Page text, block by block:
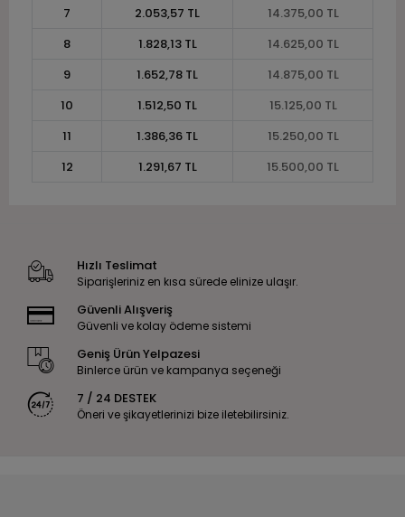
7
2.053,57 TL
14.375,00 TL
8
1.828,13 TL
14.625,00 TL
9
1.652,78 TL
14.875,00 TL
10
1.512,50 TL
15.125,00 TL
11
1.386,36 TL
15.250,00 TL
12
1.291,67 TL 15.500,00 TL
Hızlı Teslimat
Siparişleriniz en kısa sürede elinize ulaşır.
Güvenli Alışveriş
Güvenli ve kolay ödeme sistemi
Geniş Ürün Yelpazesi
Binlerce ürün ve kampanya seçeneği
7 / 24 DESTEK
Öneri ve şikayetlerinizi bize iletebilirsiniz.